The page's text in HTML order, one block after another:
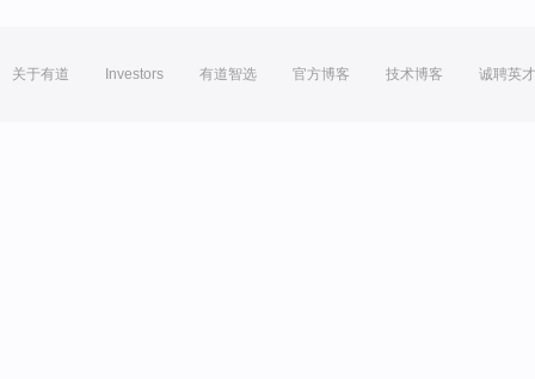
关于有道 Investors 有道智选 官方博客 技术博客 诚聘英才